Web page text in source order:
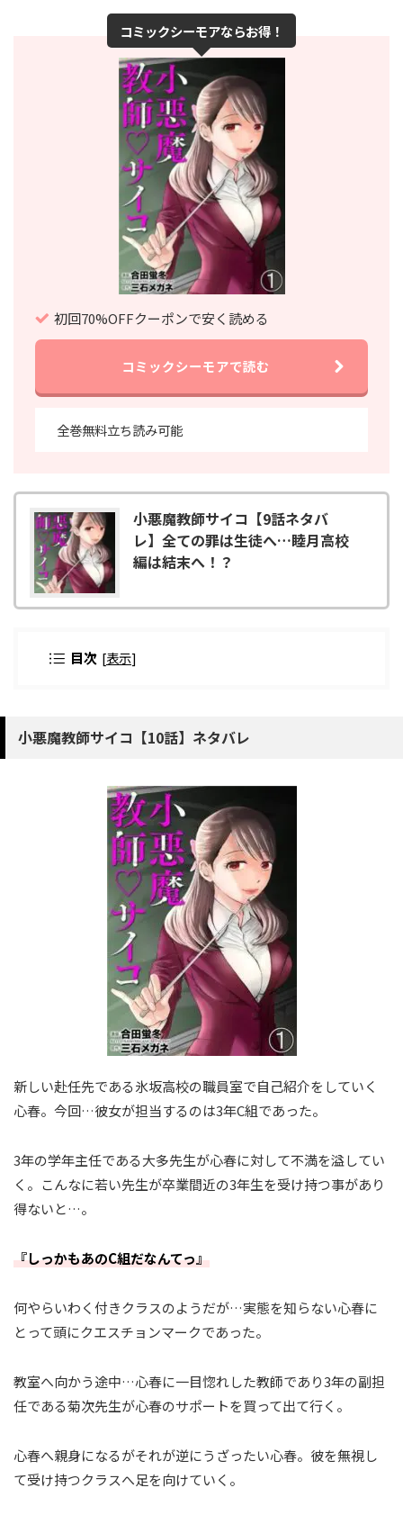
コミックシーモアならお得！
初回70%OFFクーポンで安く読める
コミックシーモアで読む
全巻無料立ち読み可能
小悪魔教師サイコ【9話ネタバ
レ】全ての罪は生徒へ…睦月高校
編は結末へ！？
目次 [表示]
小悪魔教師サイコ【10話】ネタバレ
新しい赴任先である氷坂高校の職員室で自己紹介をしていく
心春。今回…彼女が担当するのは3年C組であった。
3年の学年主任である大多先生が心春に対して不満を溢してい
く。こんなに若い先生が卒業間近の3年生を受け持つ事があり
得ないと…。
『しっかもあのC組だなんてっ』
何やらいわく付きクラスのようだが…実態を知らない心春に
とって頭にクエスチョンマークであった。
教室へ向かう途中…心春に一目惚れした教師であり3年の副担
任である菊次先生が心春のサポートを買って出て行く。
心春へ親身になるがそれが逆にうざったい心春。彼を無視し
て受け持つクラスへ足を向けていく。